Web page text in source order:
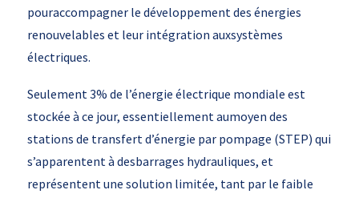
pouraccompagner le développement des énergies
renouvelables et leur intégration auxsystèmes
électriques.
Seulement 3% de l’énergie électrique mondiale est
stockée à ce jour, essentiellement aumoyen des
stations de transfert d’énergie par pompage (STEP) qui
s’apparentent à desbarrages hydrauliques, et
représentent une solution limitée, tant par le faible